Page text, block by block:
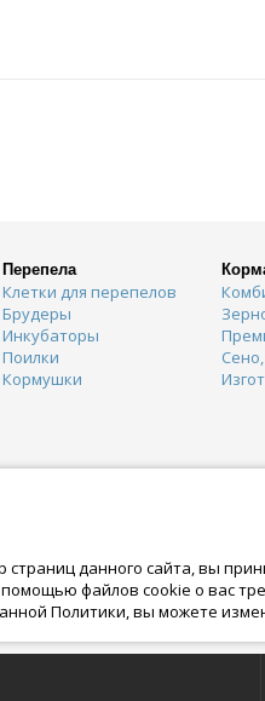
Перепела
Клетки для перепелов
Брудеры
Инкубаторы
Поилки
Кормушки
данного сайта, вы
файлов cookie о вас
Политики, вы можете